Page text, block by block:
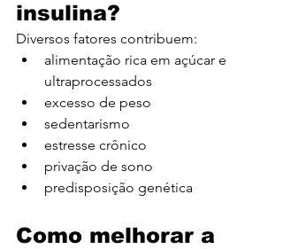
insulina?
Diversos fatores contribuem:
alimentação rica em açúcar e
ultraprocessados
excesso de peso
sedentarismo
estresse crônico
privação de sono
predisposição genética
Como melhorar a